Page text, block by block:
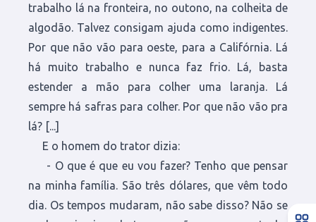
trabalho lá na fronteira, no outono, na colheita de
algodão. Talvez consigam ajuda como indigentes.
Por que não vão para oeste, para a Califórnia. Lá
há muito trabalho e nunca faz frio. Lá, basta
estender a mão para colher uma laranja. Lá
sempre há safras para colher. Por que não vão pra
lá? [...]
E o homem do trator dizia:
- O que é que eu vou fazer? Tenho que pensar
na minha família. São três dólares, que vêm todo
dia. Os tempos mudaram, não sabe disso? Não se